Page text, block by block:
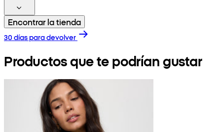
Encontrar la tienda
30 días para devolver
Productos que te podrían gustar